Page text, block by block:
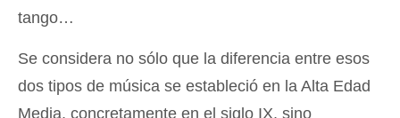
tango…
Se considera no sólo que la diferencia entre esos
dos tipos de música se estableció en la Alta Edad
Media, concretamente en el siglo IX, sino